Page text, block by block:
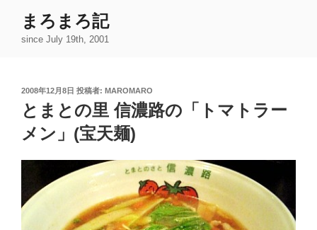
まろまろ記
since July 19th, 2001
投
稿
日:
2008年12月8日 投稿者: MAROMARO
とまとの里 信濃路の「トマトラー
メン」(宝天麺)